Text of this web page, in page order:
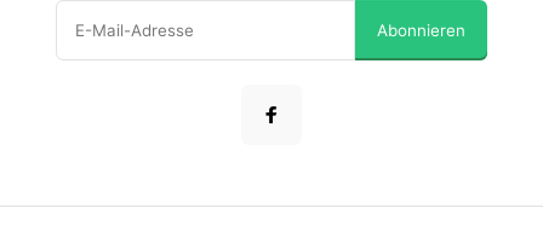
Abonnieren